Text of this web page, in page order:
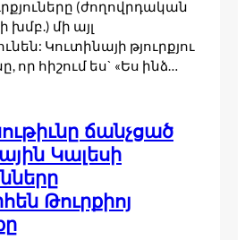
(ժողովրդական
խմբ.) մի այլ
Կուտինայի թյուրքյու
որ հիշում ես` «Ես ինձ…
ճանչցած
Կալեսի
Թուրքիոյ